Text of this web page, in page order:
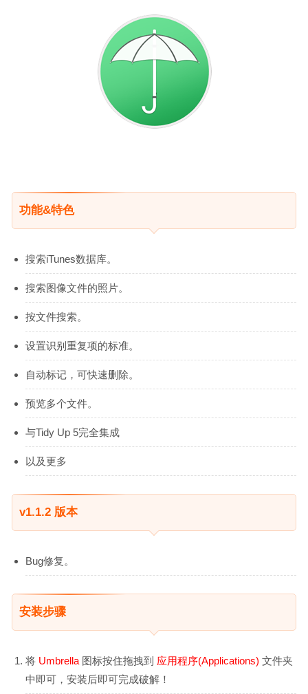
功能&特色
搜索iTunes数据库。
搜索图像文件的照片。
按文件搜索。
设置识别重复项的标准。
自动标记，可快速删除。
预览多个文件。
与Tidy Up 5完全集成
以及更多
v1.1.2 版本
Bug修复。
安装步骤
将 Umbrella 图标按住拖拽到 应用程序(Applications) 文件夹
中即可，安装后即可完成破解！